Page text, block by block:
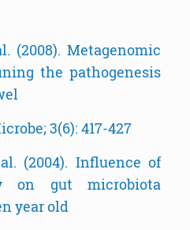
(2008). Metagenomic
the pathogenesis
3(6): 417-427
(2004). Influence of
on gut microbiota
year old